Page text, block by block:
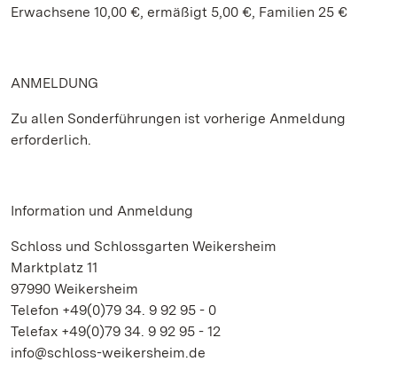
Erwachsene 10,00 €, ermäßigt 5,00 €, Familien 25 €
ANMELDUNG
Zu allen Sonderführungen ist vorherige Anmeldung
erforderlich.
Information und Anmeldung
Schloss und Schlossgarten Weikersheim
Marktplatz 11
97990 Weikersheim
Telefon +49(0)79 34. 9 92 95 - 0
Telefax +49(0)79 34. 9 92 95 - 12
info@schloss-weikersheim.de